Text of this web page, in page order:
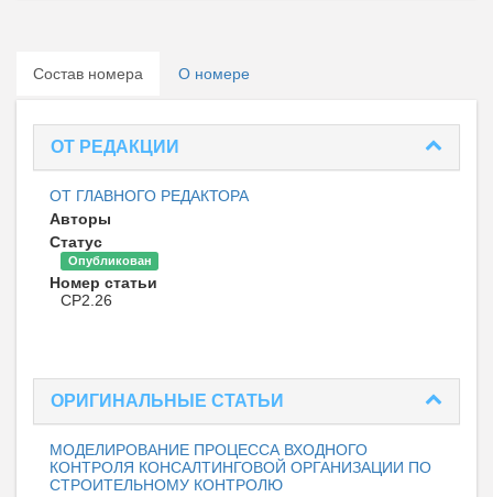
Состав номера О номере
ОТ РЕДАКЦИИ
ОТ ГЛАВНОГО РЕДАКТОРА
Авторы
Статус
Опубликован
Номер статьи
CP2.26
ОРИГИНАЛЬНЫЕ СТАТЬИ
МОДЕЛИРОВАНИЕ ПРОЦЕССА ВХОДНОГО
КОНТРОЛЯ КОНСАЛТИНГОВОЙ ОРГАНИЗАЦИИ ПО
СТРОИТЕЛЬНОМУ КОНТРОЛЮ